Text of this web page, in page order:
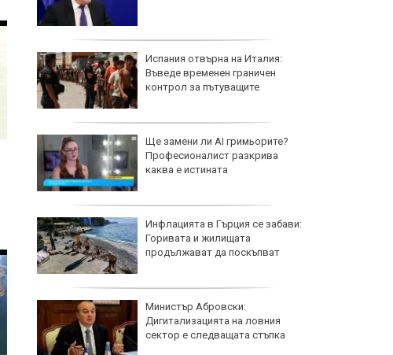
Испания отвърна на Италия:
Въведе временен граничен
контрол за пътуващите
Ще замени ли AI гримьорите?
Професионалист разкрива
каква е истината
Инфлацията в Гърция се забави:
Горивата и жилищата
продължават да поскъпват
Министър Абровски:
Дигитализацията на ловния
сектор е следващата стъпка